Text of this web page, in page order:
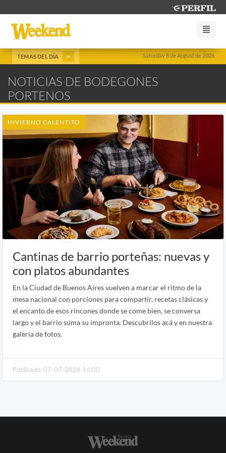
Saturday 8 de August de 2026
TEMAS DEL DÍA
NOTICIAS DE BODEGONES
PORTENOS
INVIERNO CALENTITO
Cantinas de barrio porteñas: nuevas y
con platos abundantes
En la Ciudad de Buenos Aires vuelven a marcar el ritmo de la
mesa nacional con porciones para compartir, recetas clásicas y
el encanto de esos rincones donde se come bien, se conversa
largo y el barrio suma su impronta. Descubrilos acá y en nuestra
galería de fotos.
Publicado: 07-07-2026 16:00